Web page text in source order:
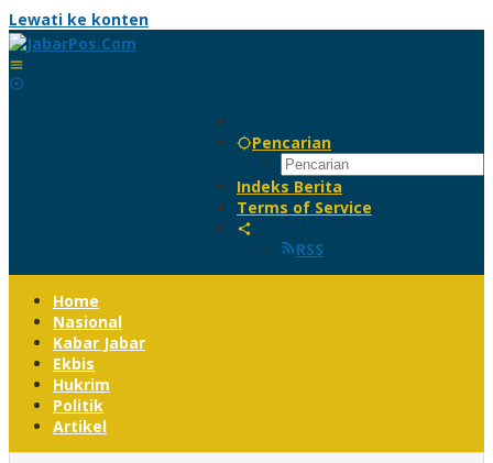
Lewati ke konten
Pencarian
Indeks Berita
Terms of Service
RSS
Home
Nasional
Kabar Jabar
Ekbis
Hukrim
Politik
Artikel